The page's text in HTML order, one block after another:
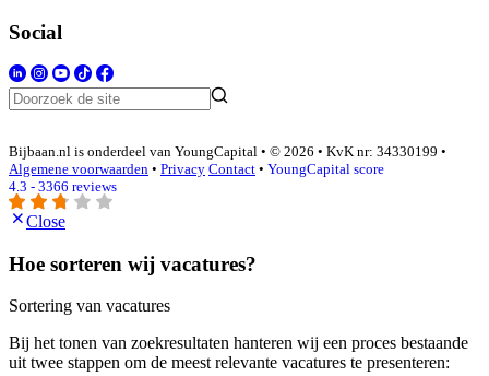
Social
Bijbaan.nl is onderdeel van YoungCapital • © 2026 • KvK nr: 34330199 •
Algemene voorwaarden • Privacy Contact • YoungCapital score
4.3 - 3366 reviews
Close
Hoe sorteren wij vacatures?
Sortering van vacatures
Bij het tonen van zoekresultaten hanteren wij een proces bestaande
uit twee stappen om de meest relevante vacatures te presenteren: